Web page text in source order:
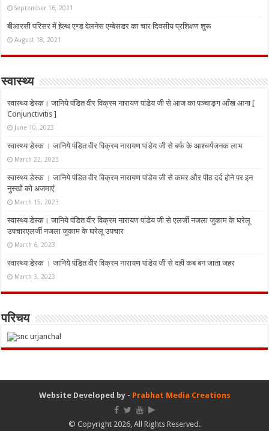
September 16, 2021
बीआरसी परिसर में हेल्थ एण्ड वेलनेस एम्बेसडर का चार दिवसीय प्रशिक्षण शुरू
August 18, 2021
स्वास्थ्य
स्वास्थ्य डेस्क। जानिये पंडित वीर विक्रम नारायण पांडेय जी से आज का पञ्चाङ्ग आँख आना [
Conjunctivitis ]
June 10, 2023
स्वास्थ्य डेस्क । जानिये पंडित वीर विक्रम नारायण पांडेय जी से बर्फ के आश्चर्यजनक लाभ
March 22, 2023
स्वास्थ्य डेस्क । जानिये पंडित वीर विक्रम नारायण पांडेय जी से कमर और पीठ दर्द होने पर इन
नुस्‍खों को अजमाएं
March 15, 2023
स्वास्थ्य डेस्क। जानिये पंडित वीर विक्रम नारायण पांडेय जी से एलर्जी नजला जुकाम के घरेलू
उपचारएलर्जी नजला जुकाम के घरेलू उपचार
March 6, 2023
स्वास्थ्य डेस्क । जानिये पंडित वीर विक्रम नारायण पांडेय जी से दही कब बन जाता जहर
March 3, 2023
परिचय
Website Developed by - Prabhat Media Creations
© Copyright 2026, All Rights Reserved.